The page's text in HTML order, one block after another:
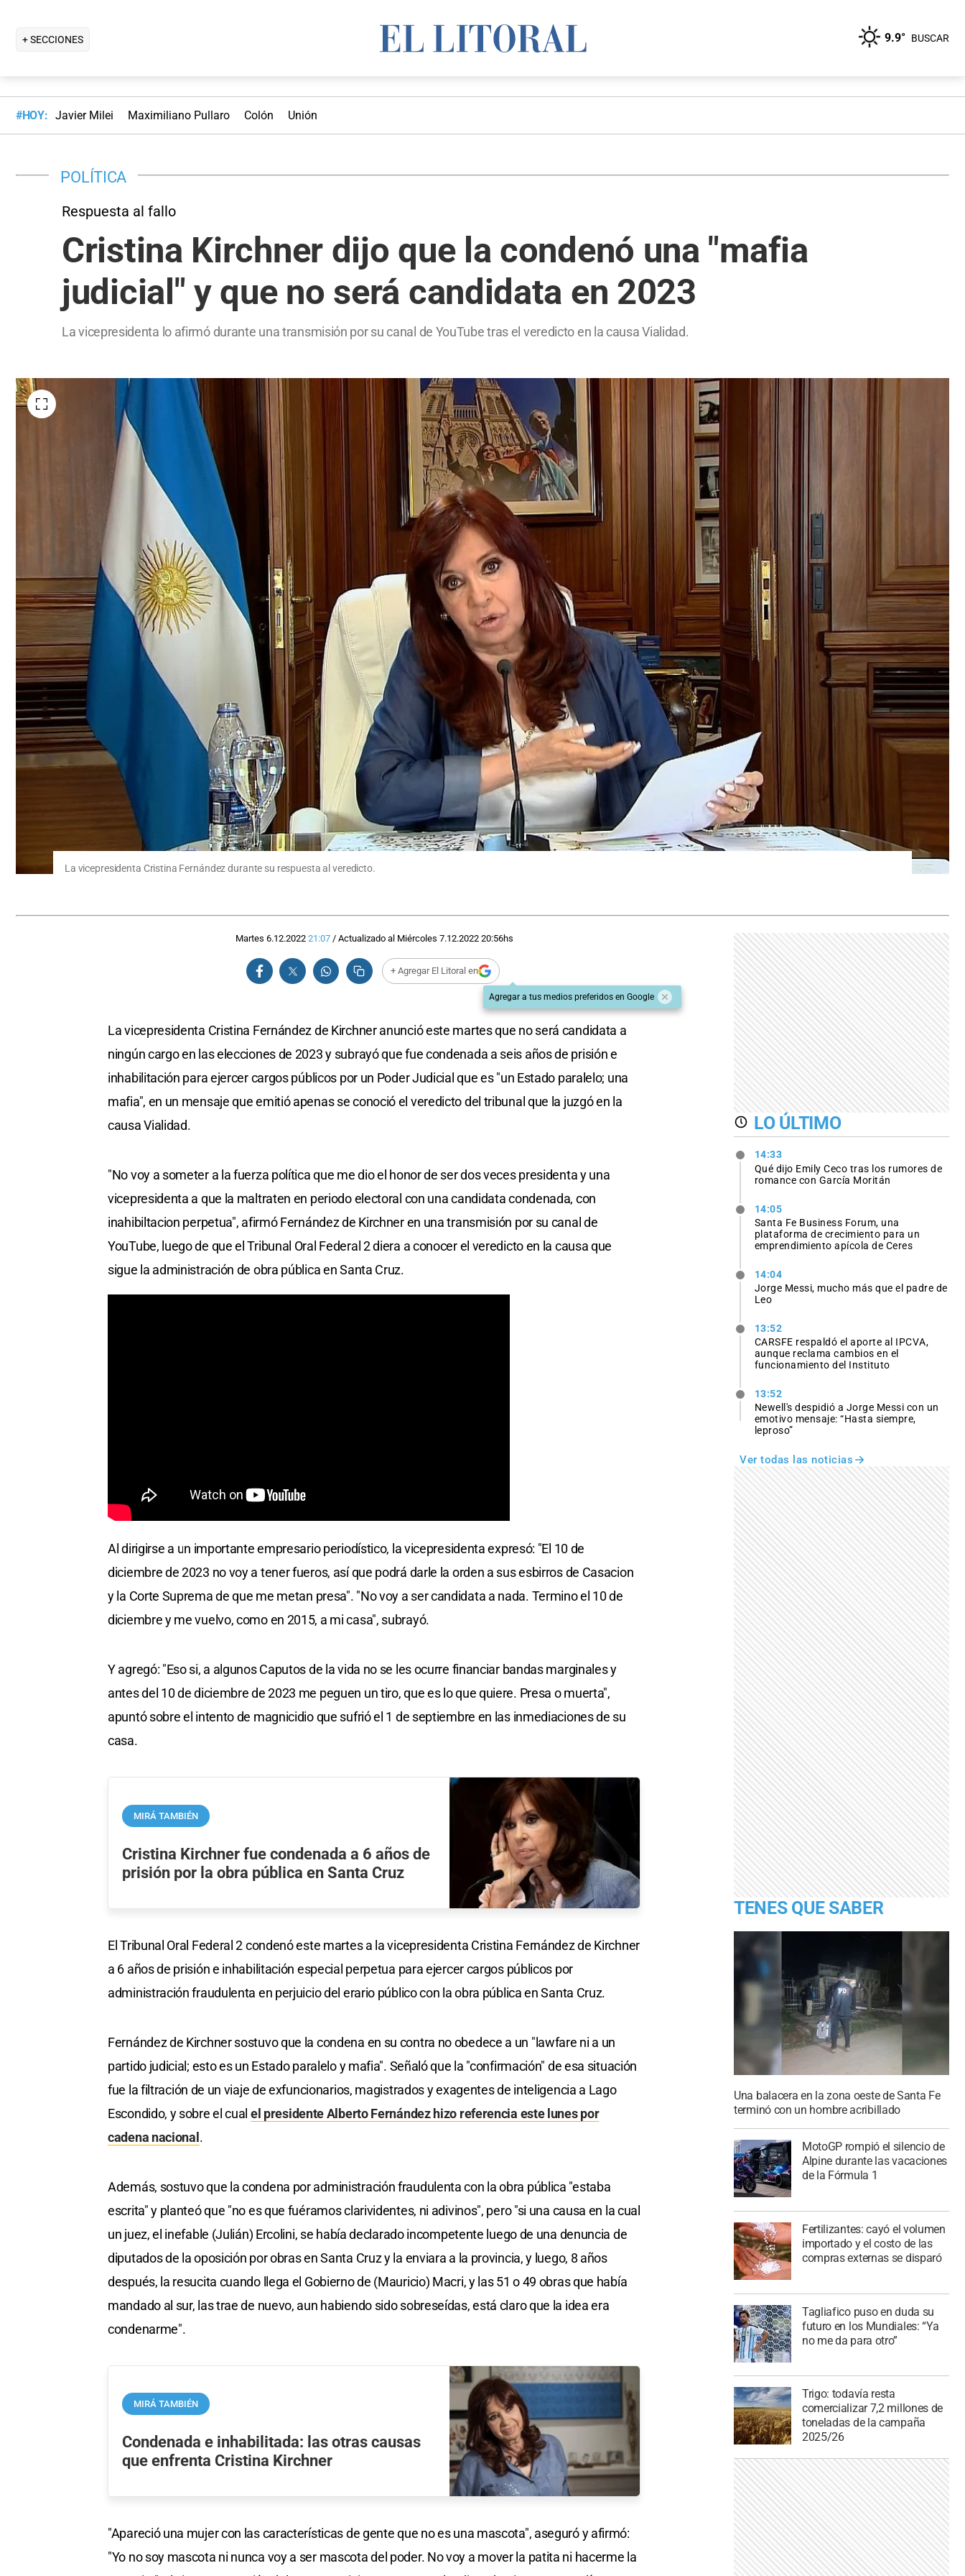
+ SECCIONES 9.9° BUSCAR
#HOY: Javier Milei Maximiliano Pullaro Colón Unión
POLÍTICA
Respuesta al fallo
Cristina Kirchner dijo que la condenó una "mafia
judicial" y que no será candidata en 2023
La vicepresidenta lo afirmó durante una transmisión por su canal de YouTube tras el veredicto en la causa Vialidad.
La vicepresidenta Cristina Fernández durante su respuesta al veredicto.
Martes 6.12.2022 21:07/ Actualizado al Miércoles 7.12.2022 20:56hs
+ Agregar El Litoral en
Agregar a tus medios preferidos en Google
La vicepresidenta Cristina Fernández de Kirchner anunció este martes que no será candidata a
ningún cargo en las elecciones de 2023 y subrayó que fue condenada a seis años de prisión e
inhabilitación para ejercer cargos públicos por un Poder Judicial que es "un Estado paralelo; una
mafia", en un mensaje que emitió apenas se conoció el veredicto del tribunal que la juzgó en la
causa Vialidad.
"No voy a someter a la fuerza política que me dio el honor de ser dos veces presidenta y una
vicepresidenta a que la maltraten en periodo electoral con una candidata condenada, con
inahibiltacion perpetua", afirmó Fernández de Kirchner en una transmisión por su canal de
YouTube, luego de que el Tribunal Oral Federal 2 diera a conocer el veredicto en la causa que
sigue la administración de obra pública en Santa Cruz.
Al dirigirse a un importante empresario periodístico, la vicepresidenta expresó: "El 10 de
diciembre de 2023 no voy a tener fueros, así que podrá darle la orden a sus esbirros de Casacion
y la Corte Suprema de que me metan presa". "No voy a ser candidata a nada. Termino el 10 de
diciembre y me vuelvo, como en 2015, a mi casa", subrayó.
Y agregó: "Eso si, a algunos Caputos de la vida no se les ocurre financiar bandas marginales y
antes del 10 de diciembre de 2023 me peguen un tiro, que es lo que quiere. Presa o muerta",
apuntó sobre el intento de magnicidio que sufrió el 1 de septiembre en las inmediaciones de su
casa.
MIRÁ TAMBIÉN
Cristina Kirchner fue condenada a 6 años de
prisión por la obra pública en Santa Cruz
El Tribunal Oral Federal 2 condenó este martes a la vicepresidenta Cristina Fernández de Kirchner
a 6 años de prisión e inhabilitación especial perpetua para ejercer cargos públicos por
administración fraudulenta en perjuicio del erario público con la obra pública en Santa Cruz.
Fernández de Kirchner sostuvo que la condena en su contra no obedece a un "lawfare ni a un
partido judicial; esto es un Estado paralelo y mafia". Señaló que la "confirmación" de esa situación
fue la filtración de un viaje de exfuncionarios, magistrados y exagentes de inteligencia a Lago
Escondido, y sobre el cual el presidente Alberto Fernández hizo referencia este lunes por
cadena nacional .
Además, sostuvo que la condena por administración fraudulenta con la obra pública "estaba
escrita" y planteó que "no es que fuéramos clarividentes, ni adivinos", pero "si una causa en la cual
un juez, el inefable (Julián) Ercolini, se había declarado incompetente luego de una denuncia de
diputados de la oposición por obras en Santa Cruz y la enviara a la provincia, y luego, 8 años
después, la resucita cuando llega el Gobierno de (Mauricio) Macri, y las 51 o 49 obras que había
mandado al sur, las trae de nuevo, aun habiendo sido sobreseídas, está claro que la idea era
condenarme".
MIRÁ TAMBIÉN
Condenada e inhabilitada: las otras causas
que enfrenta Cristina Kirchner
"Apareció una mujer con las características de gente que no es una mascota", aseguró y afirmó:
"Yo no soy mascota ni nunca voy a ser mascota del poder. No voy a mover la patita ni hacerme la
LO ÚLTIMO
14:33
Qué dijo Emily Ceco tras los rumores de
romance con García Moritán
14:05
Santa Fe Business Forum, una
plataforma de crecimiento para un
emprendimiento apícola de Ceres
14:04
Jorge Messi, mucho más que el padre de
Leo
13:52
CARSFE respaldó el aporte al IPCVA,
aunque reclama cambios en el
funcionamiento del Instituto
13:52
Newell's despidió a Jorge Messi con un
emotivo mensaje: “Hasta siempre,
leproso”
Ver todas las noticias
TENES QUE SABER
Una balacera en la zona oeste de Santa Fe
terminó con un hombre acribillado
MotoGP rompió el silencio de
Alpine durante las vacaciones
de la Fórmula 1
Fertilizantes: cayó el volumen
importado y el costo de las
compras externas se disparó
Tagliafico puso en duda su
futuro en los Mundiales: “Ya
no me da para otro”
Trigo: todavía resta
comercializar 7,2 millones de
toneladas de la campaña
2025/26